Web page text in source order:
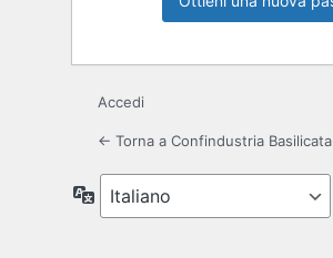
Accedi
← Torna a Confindustria Basilicata
Lingua